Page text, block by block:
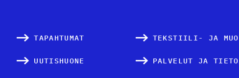
TAPAHTUMAT
UUTISHUONE
TEKSTIILI- JA
PALVELUT JA